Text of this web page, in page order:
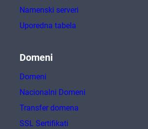
Namenski serveri
Uporedna tabela
Domeni
Domeni
Nacionalni Domeni
Transfer domena
SSL Sertifikati